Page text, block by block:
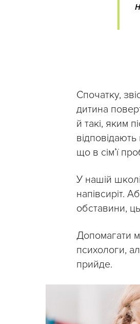
Спочатку,
дитина
й такі, яким
що в сім’ї
У нашій
напівсиріт.
обставини,
Допомагати
психологи,
прийде.